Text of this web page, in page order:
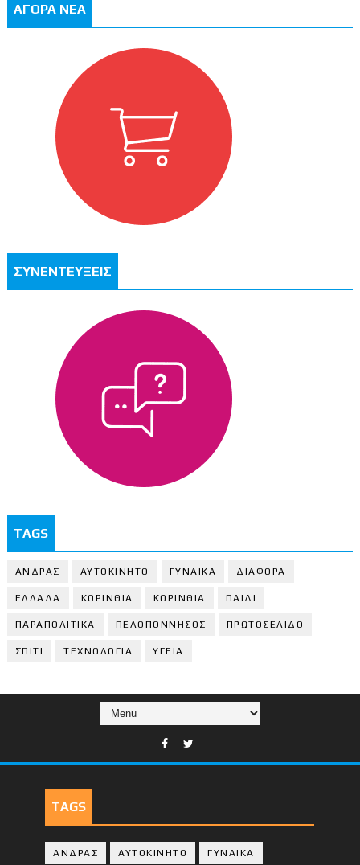
ΑΓΟΡΑ ΝΕΑ
ΣΥΝΕΝΤΕΥΞΕΙΣ
TAGS
ΑΝΔΡΑΣ ΑΥΤΟΚΙΝΗΤΟ ΓΥΝΑΙΚΑ ΔΙΑΦΟΡΑ
ΕΛΛΑΔΑ ΚΟΡΙΝΘΙΑ ΚΟΡΙΝΘΙA ΠΑΙΔΙ
ΠΑΡΑΠΟΛΙΤΙΚΑ ΠΕΛΟΠΟΝΝΗΣΟΣ ΠΡΩΤΟΣΕΛΙΔΟ
ΣΠΙΤΙ ΤΕΧΝΟΛΟΓΙΑ ΥΓΕΙΑ
TAGS
ΑΝΔΡΑΣ ΑΥΤΟΚΙΝΗΤΟ ΓΥΝΑΙΚΑ